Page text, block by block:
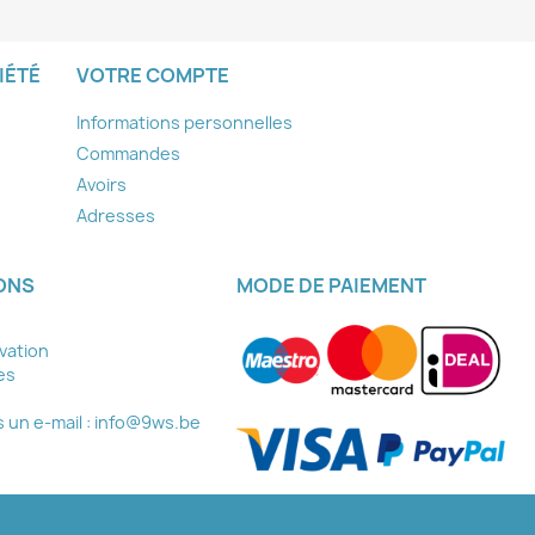
VOTRE COMPTE
Informations personnelles
Commandes
Avoirs
Adresses
un e-mail : info@9ws.be
MODE DE PAIEMENT